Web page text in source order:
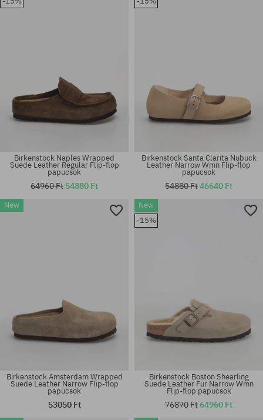
Elérhető méretek:
42; 43; 44; 45; 46
Elérhető méretek:
37; 38; 39; 41
Elérhető méretek:
Birkenstock Naples Wrapped
Suede Leather Regular Flip-flop
papucsok
64960 Ft 54880 Ft
Elérhető méretek:
Birkenstock Santa Clarita Nubuck
Leather Narrow Wmn Flip-flop
papucsok
54880 Ft46640 Ft
New
Birkenstock Amsterdam Wrapped
Suede Leather Narrow Flip-flop
papucsok
53050 Ft
New
-15%
Birkenstock Boston Shearling
Suede Leather Fur Narrow Wmn
Flip-flop papucsok
76870 Ft64960 Ft